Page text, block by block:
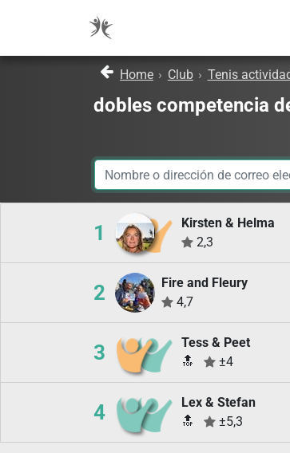
Home › Club › Tenis
dobles competencia
1
Kirsten & Helma
2,3
2
Fire and Fleury
4,7
3
Tess & Peet
🔝
±4
4
Lex & Stefan
🔝
±5,3